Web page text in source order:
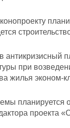
антикризисный
при
жилья эконом-
планируется
проекта